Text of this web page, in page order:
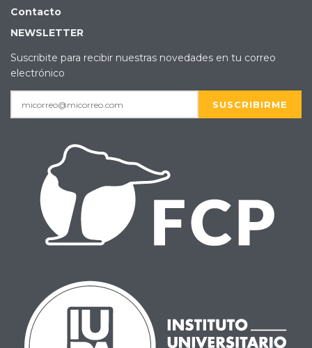
Contacto
NEWSLETTER
Suscribite para recibir nuestras novedades en tu correo
electrónico